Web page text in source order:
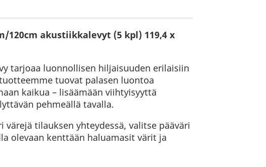
120cm akustiikkalevyt (5 kpl) 119,4 x
tarjoaa luonnollisen hiljaisuuden erilaisiin
tuovat palasen luontoa
kaikua – lisäämään viihtyisyyttä
pehmeällä tavalla.
värejä tilauksen yhteydessä, valitse pääväri
olevaan kenttään haluamasit värit ja